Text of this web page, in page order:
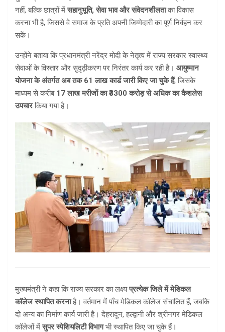
नहीं, बल्कि छात्रों मेंसहानुभूति, सेवा भाव और संवेदनशीलताका विकास
करना भी है, जिससे वे समाज के प्रति अपनी जिम्मेदारी का पूर्ण निर्वहन कर
सकें।
उन्होंने बताया कि प्रधानमंत्री नरेंद्र मोदी के नेतृत्व में राज्य सरकार स्वास्थ्य
सेवाओं के विस्तार और सुदृढ़ीकरण पर निरंतर कार्य कर रही है। आयुष्मान
योजना के अंतर्गत अब तक 61 लाख कार्ड जारी किए जा चुके हैं, जिसके
माध्यम से करीब 17 लाख मरीजों का ₹3300 करोड़ से अधिक का कैशलेस
उपचारकिया गया है।
मुख्यमंत्री ने कहा कि राज्य सरकार का लक्ष्यप्रत्येक जिले में मेडिकल
कॉलेज स्थापित करनाहै। वर्तमान में पाँच मेडिकल कॉलेज संचालित हैं, जबकि
दो अन्य का निर्माण कार्य जारी है। देहरादून, हल्द्वानी और श्रीनगर मेडिकल
कॉलेजों मेंसुपर स्पेशियलिटी विभागभी स्थापित किए जा चुके हैं।